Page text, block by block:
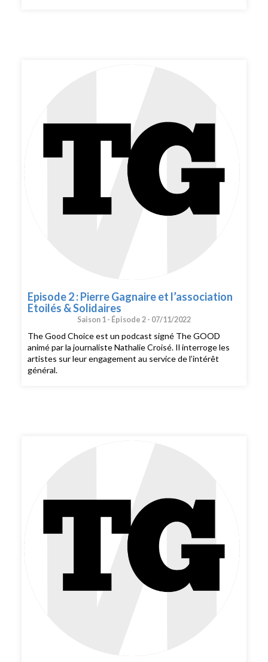
Episode 2 : Pierre Gagnaire et l’association
Etoilés & Solidaires
Saison 1 - Épisode 2 - 07/11/2022
The Good Choice est un podcast signé The GOOD
animé par la journaliste Nathalie Croisé. Il interroge les
artistes sur leur engagement au service de l’intérêt
général.